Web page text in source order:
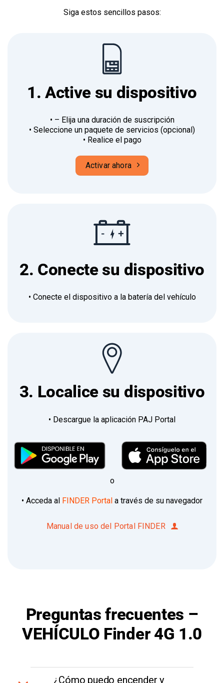
Siga estos sencillos pasos:
1. Active su dispositivo
• – Elija una duración de suscripción
• Seleccione un paquete de servicios (opcional)
• Realice el pago
Activar ahora
2. Conecte su dispositivo
• Conecte el dispositivo a la batería del vehículo
3. Localice su dispositivo
• Descargue la aplicación PAJ Portal
o
• Acceda al FINDER Portal a través de su navegador
Manual de uso del Portal FINDER
Preguntas frecuentes –
VEHÍCULO Finder 4G 1.0
¿Cómo puedo encender y